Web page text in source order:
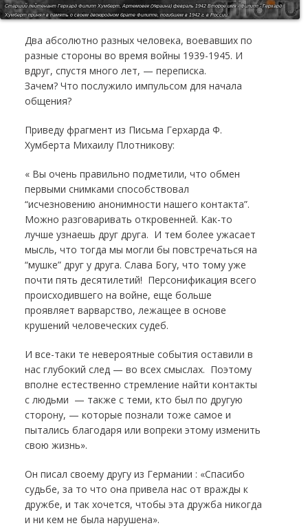
Старший лейтенант Герхард Филипп Хумберт, Артемовек (Украина) февраль 1942 Второе имя - Филипп - Герхард
Хумберт принял в память о своем двоюродном брате Филиппе, погибшем в 1942 г. в России.
Два абсолютно разных человека, воевавших по
разные стороны во время войны 1939-1945. И
вдруг, спустя много лет, — переписка.
Зачем? Что послужило импульсом для начала
общения?
Приведу фрагмент из Письма Герхарда Ф.
Хумберта Михаилу Плотникову:
« Вы очень правильно подметили, что обмен
первыми снимками способствовал
“исчезновению анонимности нашего контакта”.
Можно разговаривать откровенней. Как-то
лучше узнаешь друг друга. И тем более ужасает
мысль, что тогда мы могли бы повстречаться на
“мушке” друг у друга. Слава Богу, что тому уже
почти пять десятилетий! Персонификация всего
происходившего на войне, еще больше
проявляет варварство, лежащее в основе
крушений человеческих судеб.
И все-таки те невероятные события оставили в
нас глубокий след — во всех смыслах. Поэтому
вполне естественно стремление найти контакты
с людьми — также с теми, кто был по другую
сторону, — которые познали тоже самое и
пытались благодаря или вопреки этому изменить
свою жизнь».
Он писал своему другу из Германии : «Спасибо
судьбе, за то что она привела нас от вражды к
дружбе, и так хочется, чтобы эта дружба никогда
и ни кем не была нарушена».